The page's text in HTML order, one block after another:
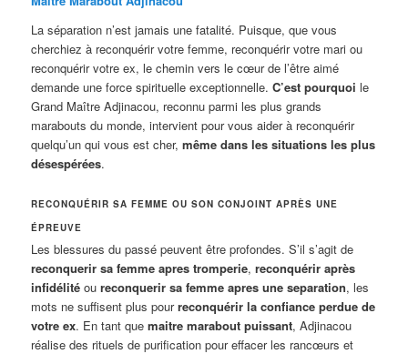
La séparation n’est jamais une fatalité. Puisque, que vous
cherchiez à reconquérir votre femme, reconquérir votre mari ou
reconquérir votre ex, le chemin vers le cœur de l’être aimé
demande une force spirituelle exceptionnelle.C’est pourquoi le
Grand Maître Adjinacou, reconnu parmi les plus grands
marabouts du monde, intervient pour vous aider à reconquérir
quelqu’un qui vous est cher,même dans les situations les plus
désespérées.
RECONQUÉRIR SA FEMME OU SON CONJOINT APRÈS UNE
ÉPREUVE
Les blessures du passé peuvent être profondes. S’il s’agit de
reconquerir sa femme apres tromperie,reconquérir après
infidélité oureconquerir sa femme apres une separation, les
mots ne suffisent plus pourreconquérir la confiance perdue de
votre ex. En tant quemaitre marabout puissant, Adjinacou
réalise des rituels de purification pour effacer les rancœurs et